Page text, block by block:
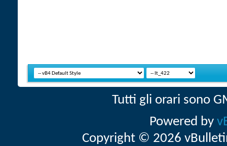
Tutti gli orari sono
Powered by
Copyright © 2026